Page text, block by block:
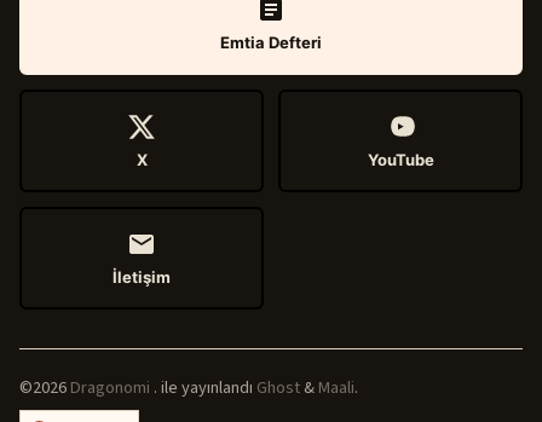
Emtia Defteri
X YouTube
İletişim
©2026Dragonomi .ile yayınlandı Ghost&Maali.